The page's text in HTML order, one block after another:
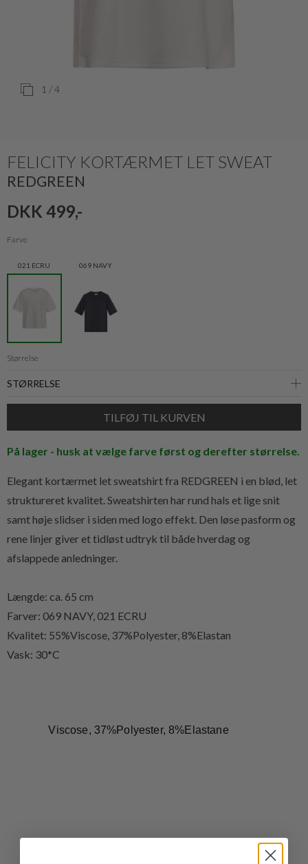
1 / 4
FELICITY KORTÆRMET LET SWEAT
REDGREEN
DKK 499,-
Farve
021 ECRU 069 NAVY
Størrelse
På lager - husk at vælge farve først og derefter størrelse.
Elegant kortærmet let sweatshirt fra REDGREEN i en blød, let
struktureret kvalitet. Sweatshirten har rund hals et lige snit
samt høje slidser i siden med logo effekt. Den løse pasform og
rene linjer giver et tidløst udtryk til både hverdag og
afslappede anledninger.
Længde: ca. 65 cm
Farver: 069 NAVY, 021 ECRU
Kvalitet: 55%Viscose, 37%Polyester, 8%Elastan
Vask: 30*C
Viscose, 37%Polyester, 8%Elastane